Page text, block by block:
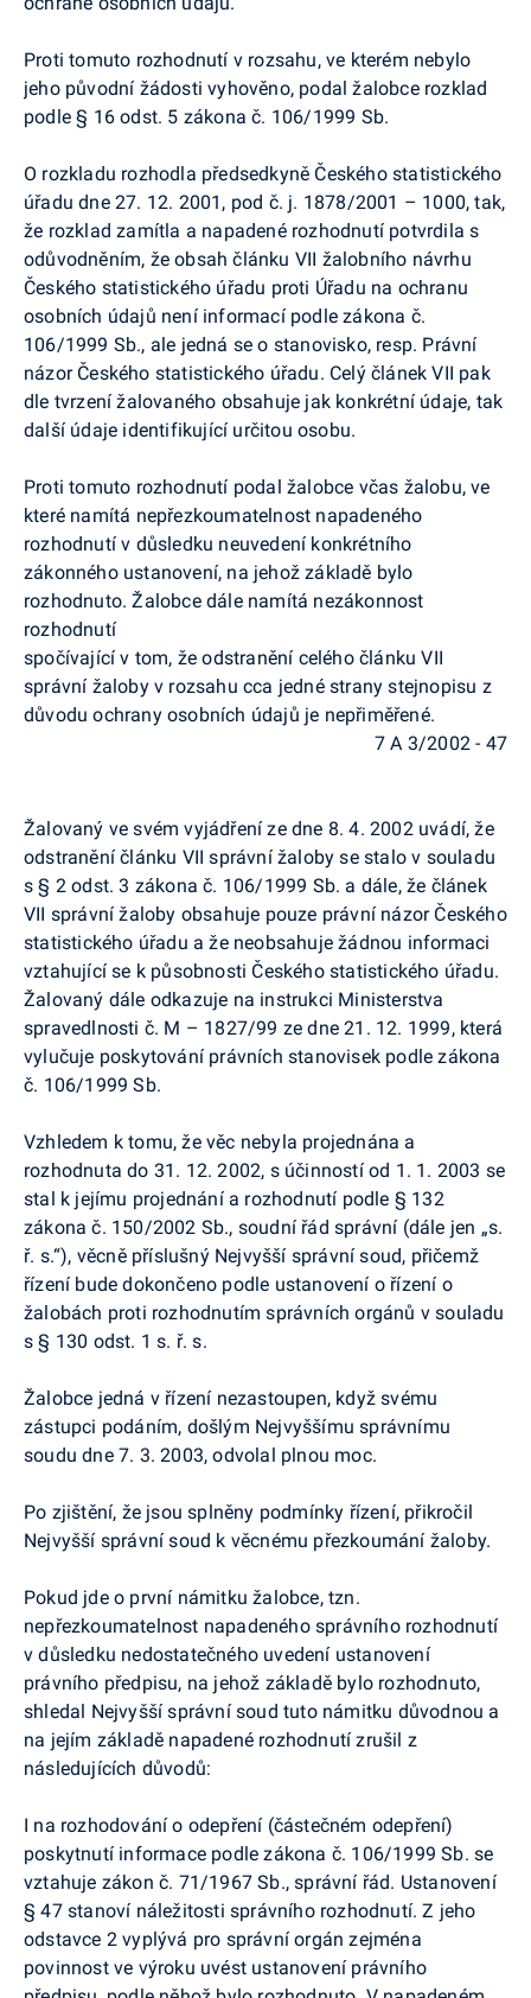
Proti tomuto rozhodnutí v rozsahu, ve kterém nebylo
jeho původní žádosti vyhověno, podal žalobce rozklad
podle § 16 odst. 5 zákona č. 106/1999 Sb.
O rozkladu rozhodla předsedkyně Českého statistického
úřadu dne 27. 12. 2001, pod č. j. 1878/2001 – 1000, tak,
že rozklad zamítla a napadené rozhodnutí potvrdila s
odůvodněním, že obsah článku VII žalobního návrhu
Českého statistického úřadu proti Úřadu na ochranu
osobních údajů není informací podle zákona č.
106/1999 Sb., ale jedná se o stanovisko, resp. Právní
názor Českého statistického úřadu. Celý článek VII pak
dle tvrzení žalovaného obsahuje jak konkrétní údaje, tak
další údaje identifikující určitou osobu.
Proti tomuto rozhodnutí podal žalobce včas žalobu, ve
které namítá nepřezkoumatelnost napadeného
rozhodnutí v důsledku neuvedení konkrétního
zákonného ustanovení, na jehož základě bylo
rozhodnuto. Žalobce dále namítá nezákonnost
rozhodnutí
spočívající v tom, že odstranění celého článku VII
správní žaloby v rozsahu cca jedné strany stejnopisu z
důvodu ochrany osobních údajů je nepřiměřené.
7 A 3/2002 - 47
Žalovaný ve svém vyjádření ze dne 8. 4. 2002 uvádí, že
odstranění článku VII správní žaloby se stalo v souladu
s § 2 odst. 3 zákona č. 106/1999 Sb. a dále, že článek
VII správní žaloby obsahuje pouze právní názor Českého
statistického úřadu a že neobsahuje žádnou informaci
vztahující se k působnosti Českého statistického úřadu.
Žalovaný dále odkazuje na instrukci Ministerstva
spravedlnosti č. M – 1827/99 ze dne 21. 12. 1999, která
vylučuje poskytování právních stanovisek podle zákona
č. 106/1999 Sb.
Vzhledem k tomu, že věc nebyla projednána a
rozhodnuta do 31. 12. 2002, s účinností od 1. 1. 2003 se
stal k jejímu projednání a rozhodnutí podle § 132
zákona č. 150/2002 Sb., soudní řád správní (dále jen „s.
ř. s.“), věcně příslušný Nejvyšší správní soud, přičemž
řízení bude dokončeno podle ustanovení o řízení o
žalobách proti rozhodnutím správních orgánů v souladu
s § 130 odst. 1 s. ř. s.
Žalobce jedná v řízení nezastoupen, když svému
zástupci podáním, došlým Nejvyššímu správnímu
soudu dne 7. 3. 2003, odvolal plnou moc.
Po zjištění, že jsou splněny podmínky řízení, přikročil
Nejvyšší správní soud k věcnému přezkoumání žaloby.
Pokud jde o první námitku žalobce, tzn.
nepřezkoumatelnost napadeného správního rozhodnutí
v důsledku nedostatečného uvedení ustanovení
právního předpisu, na jehož základě bylo rozhodnuto,
shledal Nejvyšší správní soud tuto námitku důvodnou a
na jejím základě napadené rozhodnutí zrušil z
následujících důvodů:
I na rozhodování o odepření (částečném odepření)
poskytnutí informace podle zákona č. 106/1999 Sb. se
vztahuje zákon č. 71/1967 Sb., správní řád. Ustanovení
§ 47 stanoví náležitosti správního rozhodnutí. Z jeho
odstavce 2 vyplývá pro správní orgán zejména
povinnost ve výroku uvést ustanovení právního